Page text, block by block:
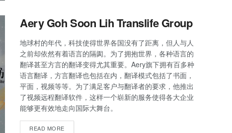
Aery Goh Soon Lih Translife Group
地球村的年代，科技使得世界各国没有了距离，但人与人
之前却依然有着语言的隔阂。为了拥抱世界，各种语言的
翻译甚至方言的翻译变得尤其重要。Aery旗下拥有百多种
语言翻译，方言翻译也包括在内，翻译模式包括了书面，
平面，视频等等。为了满足客户与翻译者的要求，他推出
了视频远程翻译软件，这样一个崭新的服务使得各大企业
能够更有效地走向国际大舞台。
READ MORE